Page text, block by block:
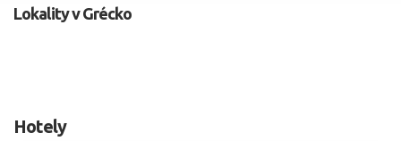
2 dospelí, 0 deti
Lokality v Grécko
Hotely